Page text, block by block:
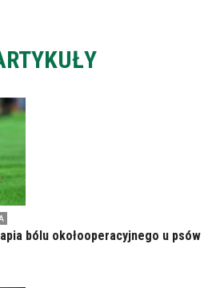
bólu okołooperacyjnego u psów